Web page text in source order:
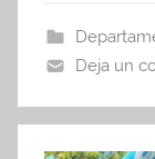
b
o
o
k
Deja un